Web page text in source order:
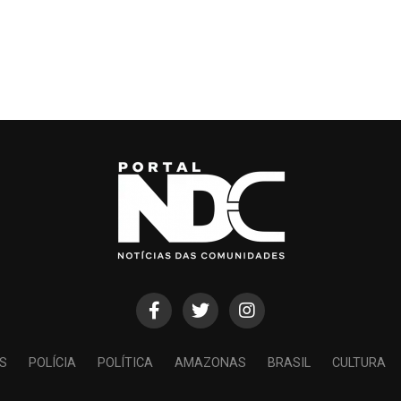
POLÍCIA POLÍTICA AMAZONAS BRASIL CULTURA